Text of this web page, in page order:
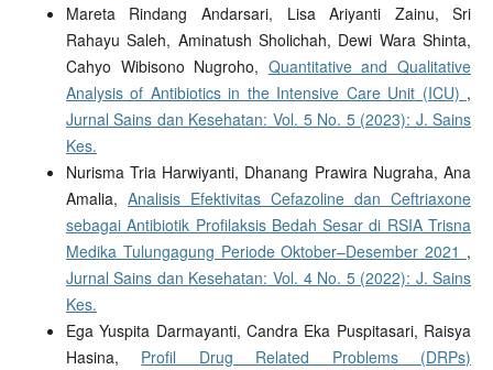
Mareta Rindang Andarsari, Lisa Ariyanti Zainu, Sri
Rahayu Saleh, Aminatush Sholichah, Dewi Wara Shinta,
Cahyo Wibisono Nugroho, Quantitative and Qualitative
Analysis of Antibiotics in the Intensive Care Unit (ICU) ,
Jurnal Sains dan Kesehatan: Vol. 5 No. 5 (2023): J. Sains
Kes.
Nurisma Tria Harwiyanti, Dhanang Prawira Nugraha, Ana
Amalia, Analisis Efektivitas Cefazoline dan Ceftriaxone
sebagai Antibiotik Profilaksis Bedah Sesar di RSIA Trisna
Medika Tulungagung Periode Oktober–Desember 2021 ,
Jurnal Sains dan Kesehatan: Vol. 4 No. 5 (2022): J. Sains
Kes.
Ega Yuspita Darmayanti, Candra Eka Puspitasari, Raisya
Hasina, Profil Drug Related Problems (DRPs)